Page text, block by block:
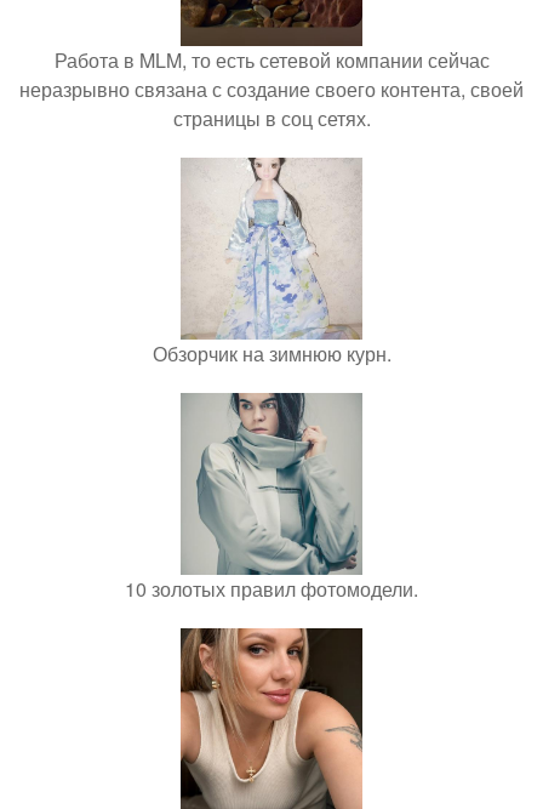
Работа в MLM, то есть сетевой компании сейчас
неразрывно связана с создание своего контента, своей
страницы в соц сетях.
Обзорчик на зимнюю курн.
10 золотых правил фотомодели.